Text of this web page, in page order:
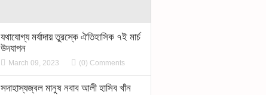
যথাযোগ্য মর্যাদায় তুরস্কে ঐতিহাসিক ৭ই মার্চ
উদযাপন
March 09, 2023 (0) Comments
সদাহাস্যজ্বল মানুষ নবাব আলী হাসিব খাঁন